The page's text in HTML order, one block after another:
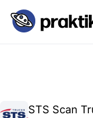
STS Scan